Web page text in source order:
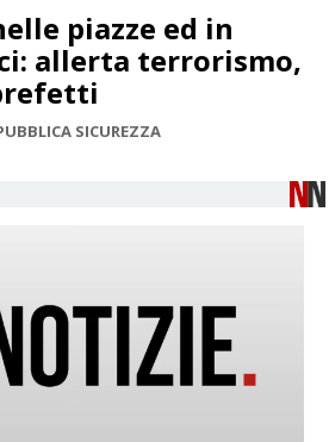
piazze ed in
allerta terrorismo,
SICUREZZA